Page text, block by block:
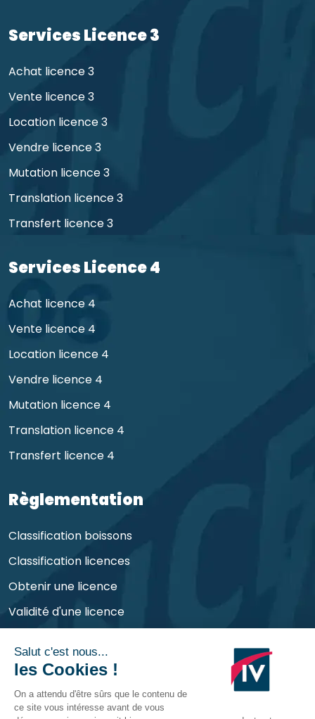
Services Licence 3
Achat licence 3
Vente licence 3
Location licence 3
Vendre licence 3
Mutation licence 3
Translation licence 3
Transfert licence 3
Services Licence 4
Achat licence 4
Vente licence 4
Location licence 4
Vendre licence 4
Mutation licence 4
Translation licence 4
Transfert licence 4
Règlementation
Classification boissons
Classification licences
Obtenir une licence
Validité d'une licence